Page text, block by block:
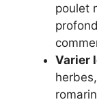
poulet
Varier